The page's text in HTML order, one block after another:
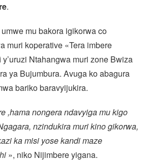
.
mu bakora igikorwa co
muri koperative «Tera imbere
Ntahangwa muri zone Bwiza
ya Bujumbura. Avuga ko abagura
bariko baravyijukira.
,hama nongera ndavyiga mu kigo
nzindukira muri kino gikorwa,
ka misi yose kandi maze
», niko Nijimbere yigana.